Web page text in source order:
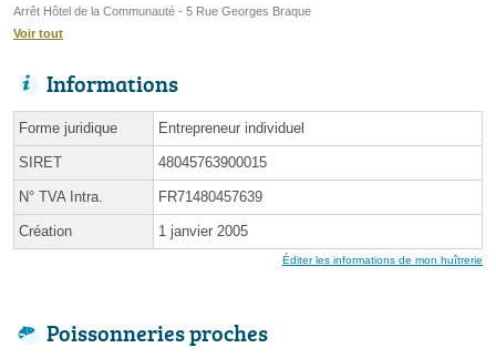
Arrêt Hôtel de la Communauté - 5 Rue Georges Braque
Voir tout
Informations
Forme juridique Entrepreneur individuel
SIRET 48045763900015
N° TVA Intra. FR71480457639
Création 1 janvier 2005
Éditer les informations de mon huîtrerie
Poissonneries proches